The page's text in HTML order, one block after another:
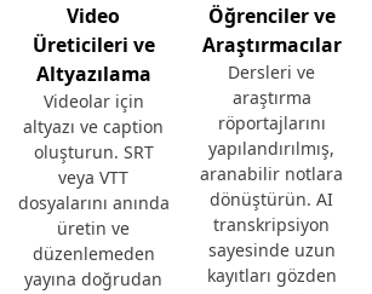
Video
Üreticileri ve
Altyazılama
Videolar için
altyazı ve caption
oluşturun. SRT
veya VTT
dosyalarını anında
üretin ve
düzenlemeden
yayına doğrudan
Öğrenciler ve
Araştırmacılar
Dersleri ve
araştırma
röportajlarını
yapılandırılmış,
aranabilir notlara
dönüştürün. AI
transkripsiyon
sayesinde uzun
kayıtları gözden